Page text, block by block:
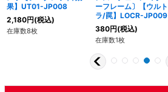
果】UT01-JP008
2,180円(税込)
在庫数8枚
ーフレーム〕【ウルト
ラ/罠】LOCR-JP009
380円(税込)
在庫数1枚